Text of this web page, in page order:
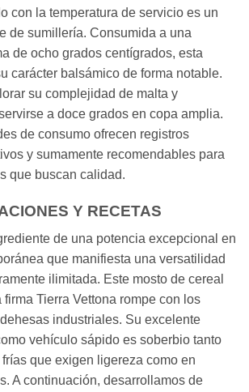
con la temperatura de servicio es un
de sumillería. Consumida a una
de ocho grados centígrados, esta
carácter balsámico de forma notable.
su complejidad de malta y
a doce grados en copa amplia.
de consumo ofrecen registros
y sumamente recomendables para
que buscan calidad.
Y RECETAS
de una potencia excepcional en
que manifiesta una versatilidad
ilimitada. Este mosto de cereal
Tierra Vettona rompe con los
industriales. Su excelente
vehículo sápido es soberbio tanto
que exigen ligereza como en
A continuación, desarrollamos de